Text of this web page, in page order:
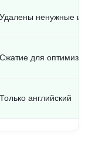
Удалены ненужные и
Сжатие для
Только английский